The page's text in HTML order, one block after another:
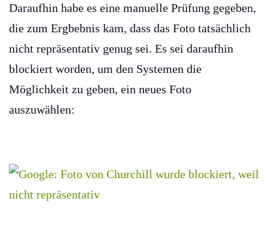
Daraufhin habe es eine manuelle Prüfung gegeben,
die zum Ergbebnis kam, dass das Foto tatsächlich
nicht repräsentativ genug sei. Es sei daraufhin
blockiert worden, um den Systemen die
Möglichkeit zu geben, ein neues Foto
auszuwählen: